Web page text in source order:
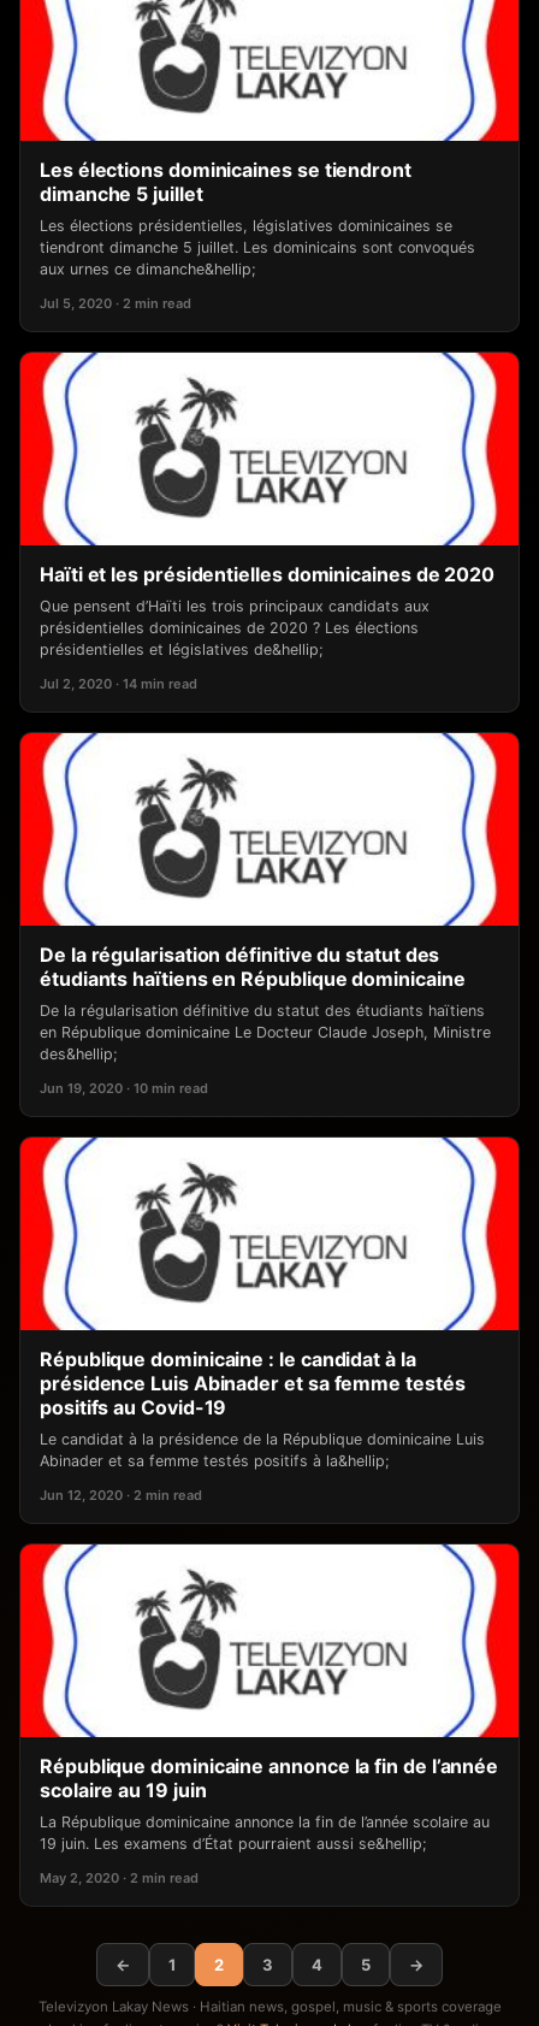
Les élections dominicaines se tiendront
dimanche 5 juillet
Les élections présidentielles, législatives dominicaines se
tiendront dimanche 5 juillet. Les dominicains sont convoqués
aux urnes ce dimanche&hellip;
Jul 5, 2020 · 2 min read
Haïti et les présidentielles dominicaines de 2020
Que pensent d’Haïti les trois principaux candidats aux
présidentielles dominicaines de 2020 ? Les élections
présidentielles et législatives de&hellip;
Jul 2, 2020 · 14 min read
De la régularisation définitive du statut des
étudiants haïtiens en République dominicaine
De la régularisation définitive du statut des étudiants haïtiens
en République dominicaine Le Docteur Claude Joseph, Ministre
des&hellip;
Jun 19, 2020 · 10 min read
République dominicaine : le candidat à la
présidence Luis Abinader et sa femme testés
positifs au Covid-19
Le candidat à la présidence de la République dominicaine Luis
Abinader et sa femme testés positifs à la&hellip;
Jun 12, 2020 · 2 min read
République dominicaine annonce la fin de l’année
scolaire au 19 juin
La République dominicaine annonce la fin de l’année scolaire au
19 juin. Les examens d’État pourraient aussi se&hellip;
May 2, 2020 · 2 min read
← 1 2 3 4 5 →
Televizyon Lakay News · Haitian news, gospel, music & sports coverage